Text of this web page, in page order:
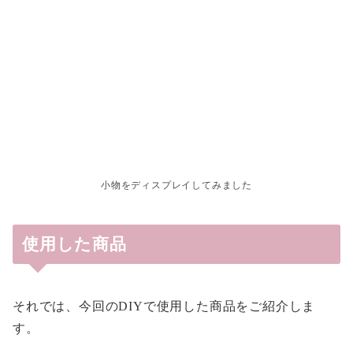
小物をディスプレイしてみました
使用した商品
それでは、今回のDIYで使用した商品をご紹介しま
す。